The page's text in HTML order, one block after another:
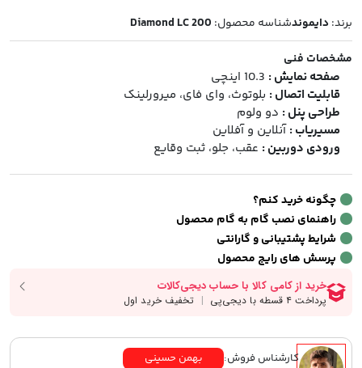
برند: دایموندشناسه محصول: Diamond LC 200
مشخصات فنی
صفحه نمایش : 10.3 اینچی
قابلیت اتصال : بلوتوث، وای فای، میرورلینک
طراحی پنل : دو ولوم
مسیریاب : آنلاین و آفلاین
ورودی دوربین : عقب، جلو، ثبت وقایع
چگونه خرید کنم؟
راهنمای نصب گام به گام محصول
شرایط پشتیبانی و گارانتی
پرسش های رایج محصول
کارشناس فروش: بهمن حسینی